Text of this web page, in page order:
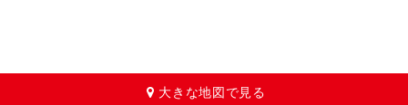
大きな地図で見る